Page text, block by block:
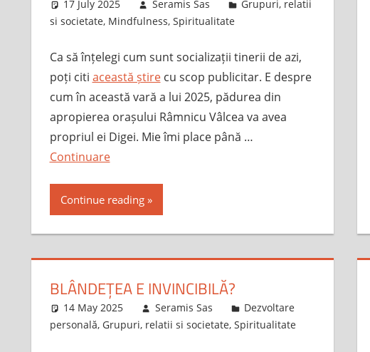
17 July 2025 Seramis Sas
Grupuri, relatii
si societate, Mindfulness, Spiritualitate
Ca să înțelegi cum sunt socializații tinerii de azi,
poți citi această știrecu scop publicitar. E despre
cum în această vară a lui 2025, pădurea din
apropierea orașului Râmnicu Vâlcea va avea
propriul ei Digei. Mie îmi place până …
Continuare
Continue reading
BLÂNDEȚEA E INVINCIBILĂ?
14 May 2025 Seramis Sas
Dezvoltare
personală, Grupuri, relatii si societate, Spiritualitate